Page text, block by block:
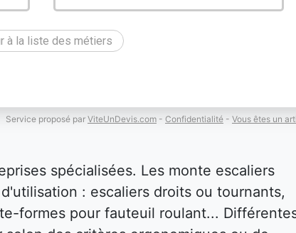
à la liste des métiers
Service proposé par ViteUnDevis.com - Confidentialité - Vous êtes un
spécialisées. Les monte escaliers
: escaliers droits ou tournants,
formes pour fauteuil roulant...